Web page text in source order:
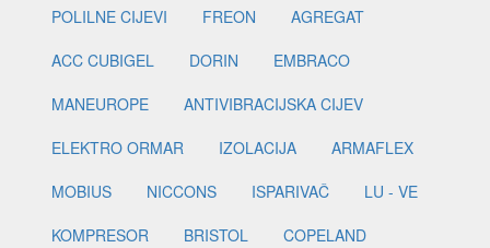
POLILNE CIJEVI
FREON
AGREGAT
ACC CUBIGEL
DORIN
EMBRACO
MANEUROPE
ANTIVIBRACIJSKA CIJEV
ELEKTRO ORMAR
IZOLACIJA
ARMAFLEX
MOBIUS
NICCONS ISPARIVAČ
LU - VE
KOMPRESOR
BRISTOL
COPELAND